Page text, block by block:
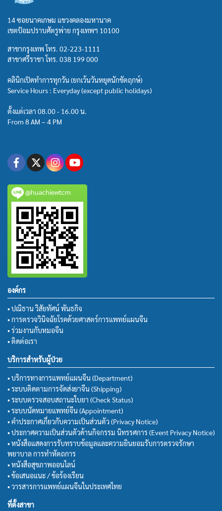
14 ซอยนาคเกษม แขวงคลองมหานาค
เขตป้อมปราบศัตรูพ่าย กรุงเทพฯ 10100
สาขากรุงเทพ โทร. 02-223-1111
สาขาศรีราชา โทร. 038 199 000
คลินิกเปิดทำการทุกวัน (ยกเว้นวันหยุดนักขัตฤกษ์)
Service Hours : Everyday (except public holidays)
ตั้งแต่เวลา 08.00 - 16.00 น.
From 8 AM – 4 PM
@huachiewtcm
องค์กร
• ปณิธาน วิสัยทัศน์ พันธกิจ
• การตรวจวินิจฉัยโรคด้วยศาสตร์การแพทย์แผนจีน
• ร่วมงานกับหมอจีน
• ติดต่อเรา
บริการสำหรับผู้ป่วย
• บริการทางการแพทย์แผนจีน (Department)
• ระบบติดตามการจัดส่งยาจีน (Shipping)
• ระบบตรวจสอบสถานะใบยา (Check Status)
• ระบบนัดหมายแพทย์จีน (Appointment)
• คำประกาศเกี่ยวกับความเป็นส่วนตัว (Privacy Notice)
• ประกาศความเป็นส่วนตัวด้านกิจกรรม นิทรรศการ (Event Privacy Notice)
• หนังสือแสดงการรับทราบข้อมูลและความยินยอมรับการตรวจรักษา
พยาบาล การทำหัตถการ
• หนังสือสุขภาพออนไลน์
• ข้อเสนอแนะ / ข้อร้องเรียน
• วารสารการแพทย์แผนจีนในประเทศไทย
ที่ตั้งสาขา